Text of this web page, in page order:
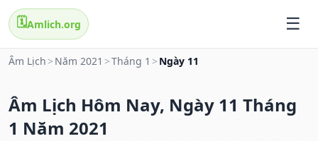
🗓️Amlich.org
Âm Lịch > Năm 2021 >Tháng 1 > Ngày 11
Âm Lịch Hôm Nay, Ngày 11 Tháng
1 Năm 2021